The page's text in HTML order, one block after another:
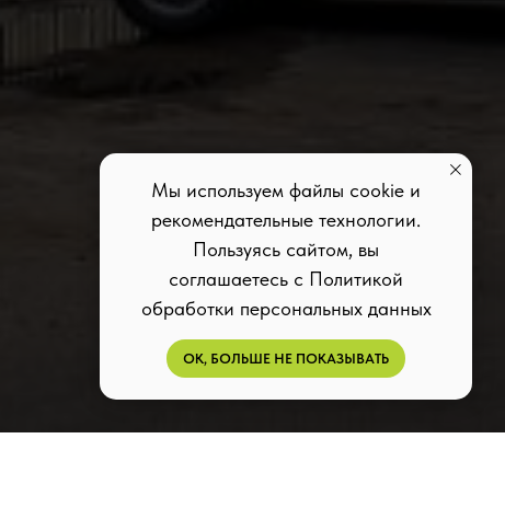
Мы используем файлы cookie и
рекомендательные технологии.
Пользуясь сайтом, вы
соглашаетесь с Политикой
обработки персональных данных
ОК, БОЛЬШЕ НЕ ПОКАЗЫВАТЬ